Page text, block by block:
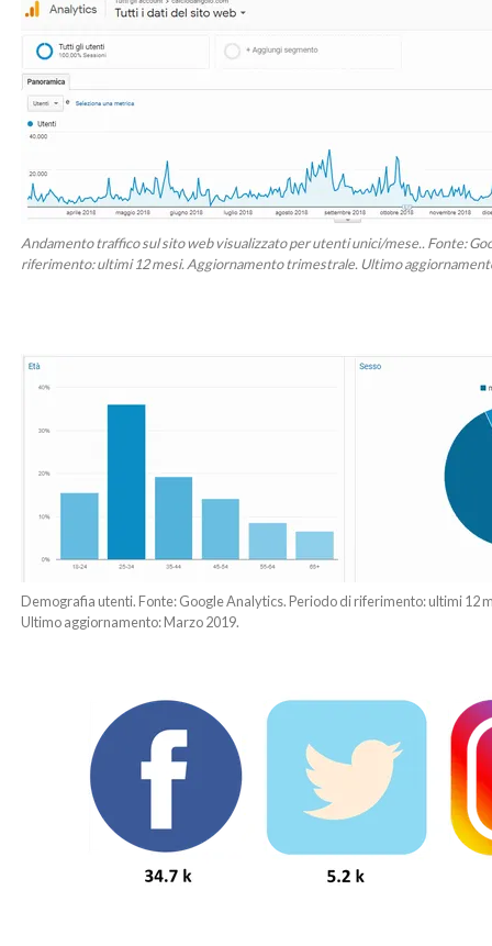
Andamento traffico sul sito web visualizzato per utenti unici/mese.. Fonte:
riferimento: ultimi 12 mesi. Aggiornamento trimestrale. Ultimo
Demografia utenti. Fonte: Google Analytics. Periodo di riferimento: ultimi 12
Ultimo aggiornamento: Marzo 2019.